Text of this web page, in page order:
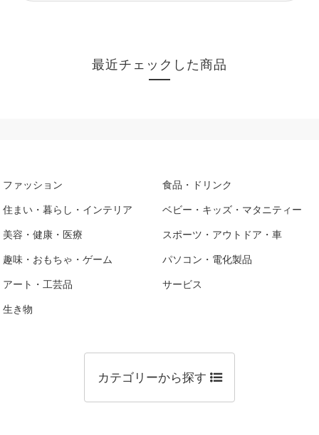
最近チェックした商品
ファッション 食品・ドリンク
住まい・暮らし・インテリア ベビー・キッズ・マタニティー
美容・健康・医療 スポーツ・アウトドア・車
趣味・おもちゃ・ゲーム パソコン・電化製品
アート・工芸品 サービス
生き物
カテゴリーから探す